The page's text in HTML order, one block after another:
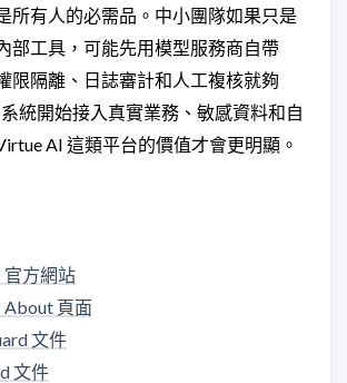
所有人的必需品。中小團隊如果只是
部工具，可能先用模型服務商自帶
限隔離、日誌審計和人工複核就夠
統開始接入真實業務、敏感資料和自
AI 這類平台的價值才會更明顯。
官方網站
About 頁面
文件
文件